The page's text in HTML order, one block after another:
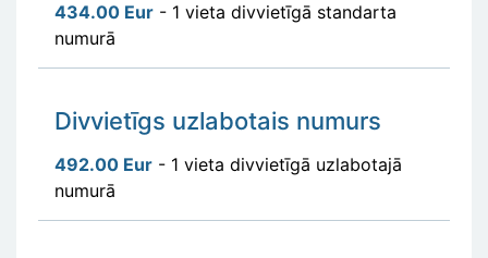
434.00 Eur - 1 vieta divvietīgā standarta
numurā
Divvietīgs uzlabotais numurs
492.00 Eur - 1 vieta divvietīgā uzlabotajā
numurā